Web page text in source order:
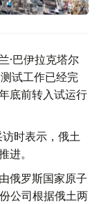
·巴伊拉克塔尔
试工作已经完
底前转入试运行
时表示，俄土
进。
俄罗斯国家原子
公司根据俄土两